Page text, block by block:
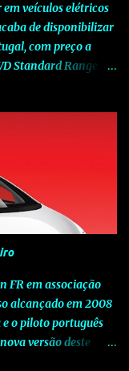
veículos elétricos
de disponibilizar
com preço a
Standard Range.
evolui da
baseada na
para o
o novo XPENG
um espaço
para viagens,
e refletindo o
a mobilidade
P7+ destaca-se
até 750 TOPS
FR em associação
alcançado em 2008
o piloto português
versão deste